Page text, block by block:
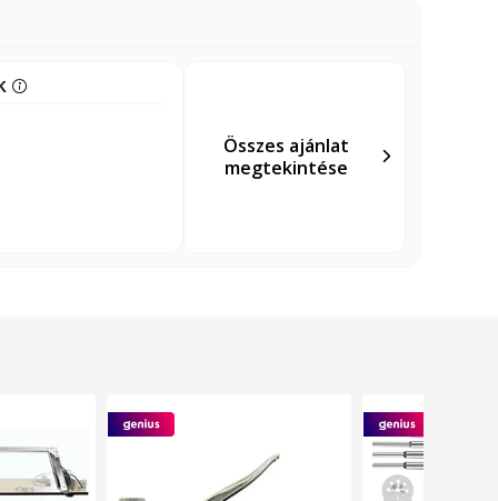
Összes ajánlat
megtekintése